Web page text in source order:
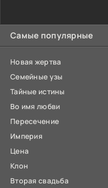
Самые популярные
Новая жертва
Семейные узы
Тайные истины
Во имя любви
Пересечение
Империя
Цена
Клон
Вторая свадьба